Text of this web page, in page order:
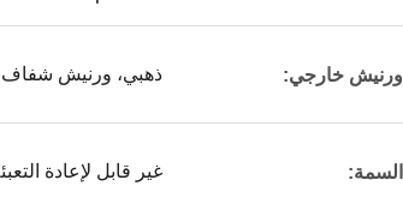
ورنيش خارجي: ذهبي، ورنيش
السمة: غير قابل لإعادة